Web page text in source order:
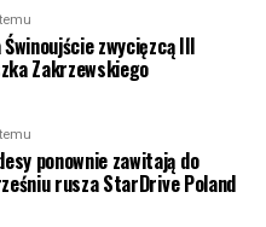
zwycięzcą III
Zakrzewskiego
ponownie zawitają do
rusza StarDrive Poland